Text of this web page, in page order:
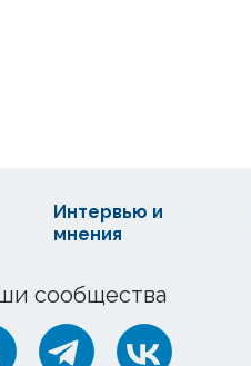
сообщества
Интервью и
мнения